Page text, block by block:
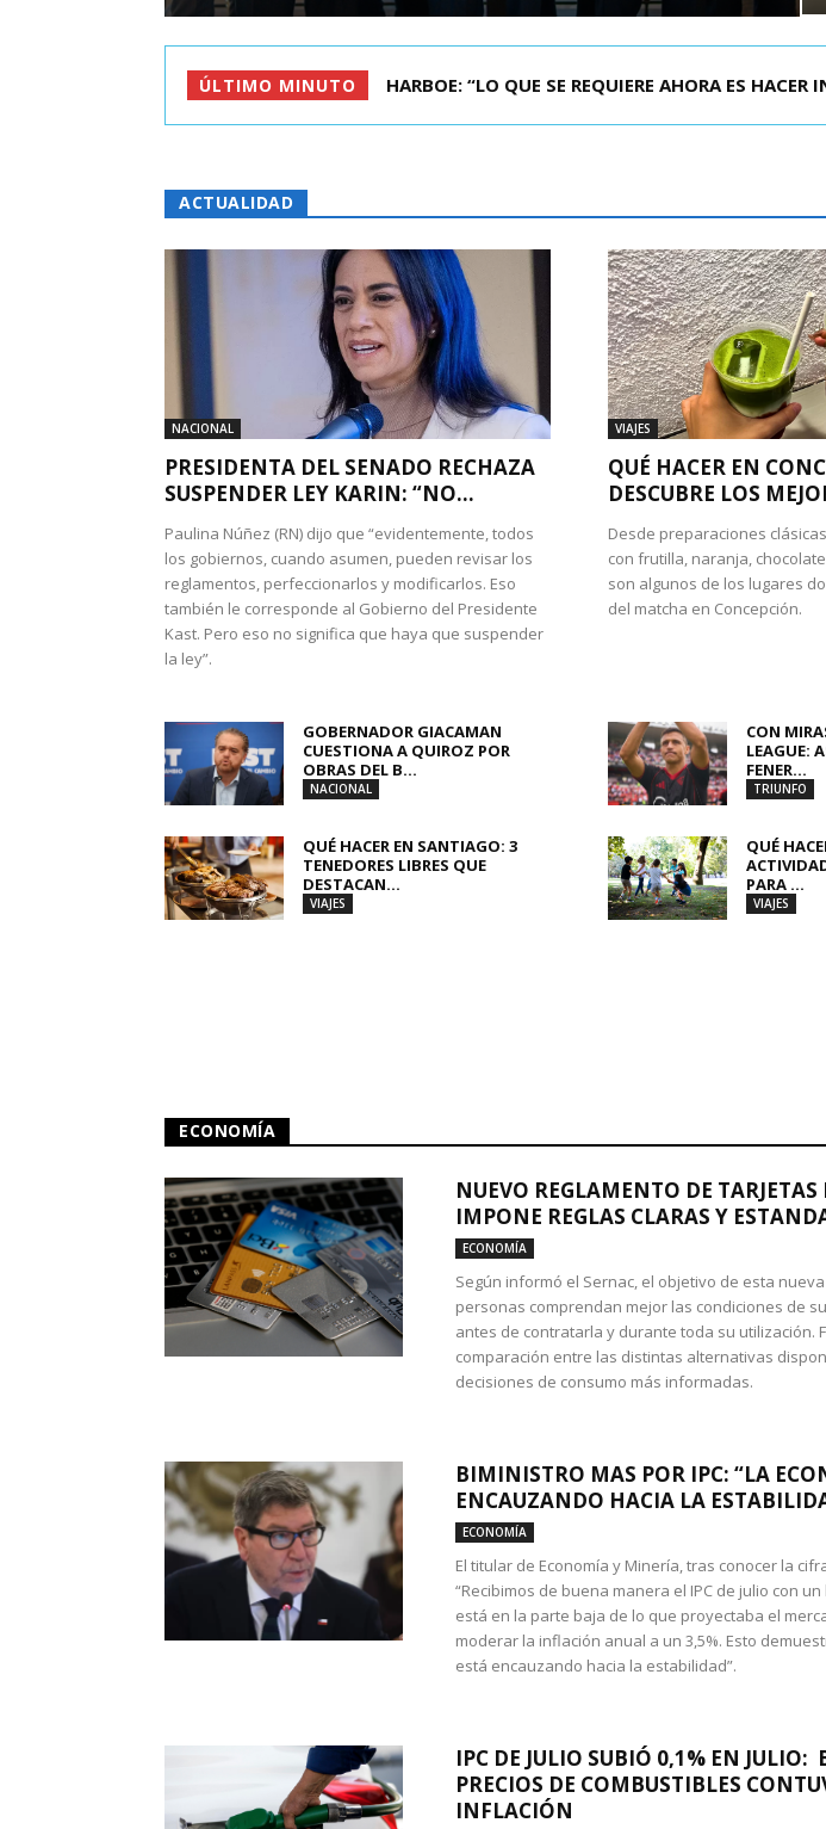
ÚLTIMO MINUTO BIMINISTRO MAS POR IPC: “LA ECONOMÍA SE
ACTUALIDAD
NACIONAL
PRESIDENTA DEL SENADO RECHAZA
SUSPENDER LEY KARIN: “NO...
Paulina Núñez (RN) dijo que “evidentemente, todos
los gobiernos, cuando asumen, pueden revisar los
reglamentos, perfeccionarlos y modificarlos. Eso
también le corresponde al Gobierno del Presidente
Kast. Pero eso no significa que haya que suspender
la ley”.
VIAJES
QUÉ HACER EN
DESCUBRE LOS
Desde preparaciones
con frutilla, naranja,
son algunos de los lugares
del matcha en Concepción.
GOBERNADOR GIACAMAN
CUESTIONA A QUIROZ POR
OBRAS DEL B...
NACIONAL
CON
LEAGUE:
FENER...
TRIUNFO
QUÉ HACER EN SANTIAGO: 3
TENEDORES LIBRES QUE
DESTACAN...
VIAJES
QUÉ
PARA ...
VIAJES
ECONOMÍA
NUEVO REGLAMENTO DE TARJETAS
IMPONE REGLAS CLARAS Y
ECONOMÍA
Según informó el Sernac, el objetivo de esta
personas comprendan mejor las condiciones de
antes de contratarla y durante toda su utilización.
comparación entre las distintas alternativas
decisiones de consumo más informadas.
BIMINISTRO MAS POR IPC: “LA
ENCAUZANDO HACIA LA
ECONOMÍA
El titular de Economía y Minería, tras conocer la
“Recibimos de buena manera el IPC de julio con
está en la parte baja de lo que proyectaba el
moderar la inflación anual a un 3,5%. Esto
está encauzando hacia la estabilidad”.
IPC DE JULIO SUBIÓ 0,1% EN JULIO:
PRECIOS DE COMBUSTIBLES
INFLACIÓN